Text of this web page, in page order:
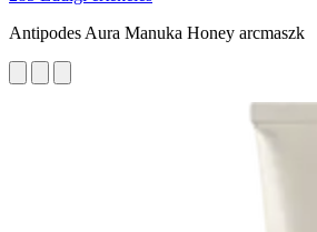
Antipodes Aura Manuka Honey arcmaszk